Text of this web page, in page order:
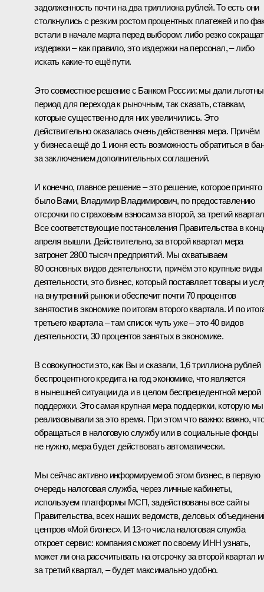
задолженность почти на два триллиона рублей. То есть они
столкнулись с резким ростом процентных платежей и по
встали в начале марта перед выбором: либо резко
издержки – как правило, это издержки на персонал, – либо
искать какие-то ещё пути.
Это совместное решение с Банком России: мы дали
период для перехода к рыночным, так сказать, ставкам,
которые существенно для них увеличились. Это
действительно оказалась очень действенная мера. Причём
у бизнеса ещё до 1 июня есть возможность обратиться в
за заключением дополнительных соглашений.
И конечно, главное решение – это решение, которое принято
было Вами, Владимир Владимирович, по предоставлению
отсрочки по страховым взносам за второй, за третий
Все соответствующие постановления Правительства в
апреля вышли. Действительно, за второй квартал мера
затронет 2800 тысяч предприятий. Мы охватываем
80 основных видов деятельности, причём это крупные виды
деятельности, это бизнес, который поставляет товары и
на внутренний рынок и обеспечит почти 70 процентов
занятости в экономике по итогам второго квартала. И по
третьего квартала – там список чуть уже – это 40 видов
деятельности, 30 процентов занятых в экономике.
В совокупности это, как Вы и сказали, 1,6 триллиона рублей
беспроцентного кредита на год экономике, что является
в нынешней ситуации да и в целом беспрецедентной мерой
поддержки. Это самая крупная мера поддержки, которую мы
реализовывали за это время. При этом что важно: важно,
обращаться в налоговую службу или в социальные фонды
не нужно, мера будет действовать автоматически.
Мы сейчас активно информируем об этом бизнес, в первую
очередь налоговая служба, через личные кабинеты,
используем платформы МСП, задействованы все сайты
Правительства, всех наших ведомств, деловых
центров «Мой бизнес». И 13-го числа налоговая служба
откроет сервис: компания сможет по своему ИНН узнать,
может ли она рассчитывать на отсрочку за второй квартал
за третий квартал, – будет максимально удобно.